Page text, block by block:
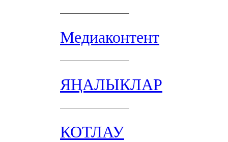
Медиаконтент
ЯҢАЛЫКЛАР
КОТЛАУ